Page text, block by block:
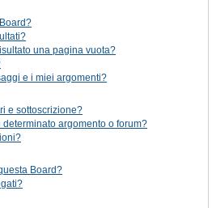
una pagina vuota?
e i miei argomenti?
e sottoscrizione?
argomento o forum?
Board?